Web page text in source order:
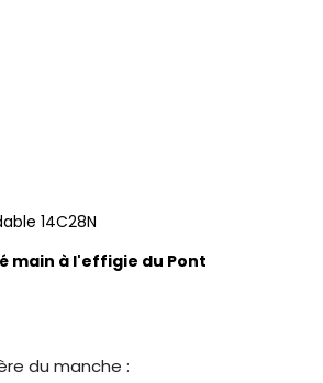
14C28N
main à l'effigie du Pont
du manche :